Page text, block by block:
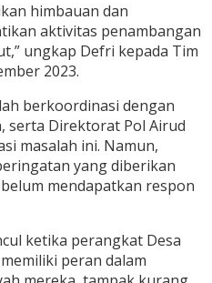
himbauan dan
aktivitas penambangan
ungkap Defri kepada Tim
2023.
berkoordinasi dengan
serta Direktorat Pol Airud
masalah ini. Namun,
yang diberikan
mendapatkan respon
ketika perangkat Desa
peran dalam